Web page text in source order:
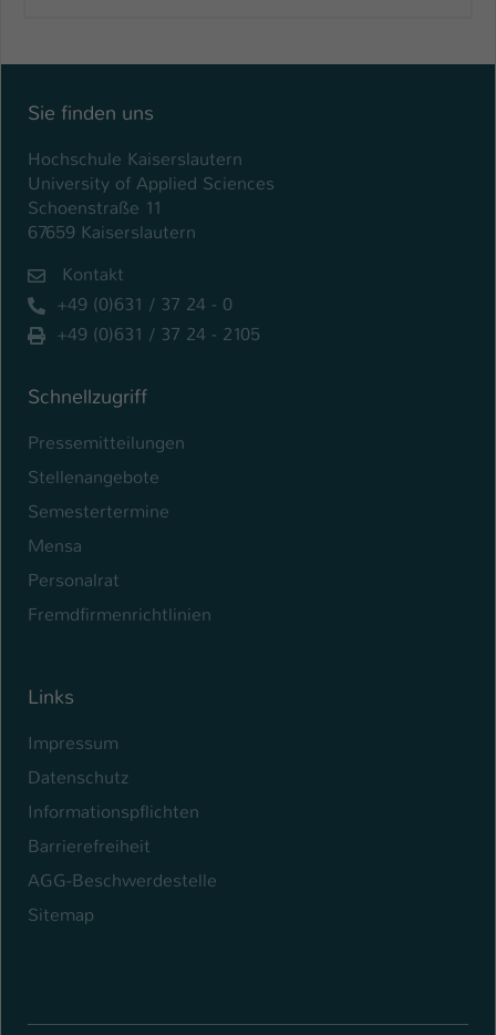
Sie finden uns
Hochschule Kaiserslautern
University of Applied Sciences
Schoenstraße 11
67659 Kaiserslautern
Kontakt
+49 (0)631 / 37 24 - 0
+49 (0)631 / 37 24 - 2105
Schnellzugriff
Pressemitteilungen
Stellenangebote
Semestertermine
Mensa
Personalrat
Fremdfirmenrichtlinien
Links
Impressum
Datenschutz
Informationspflichten
Barrierefreiheit
AGG-Beschwerdestelle
Sitemap